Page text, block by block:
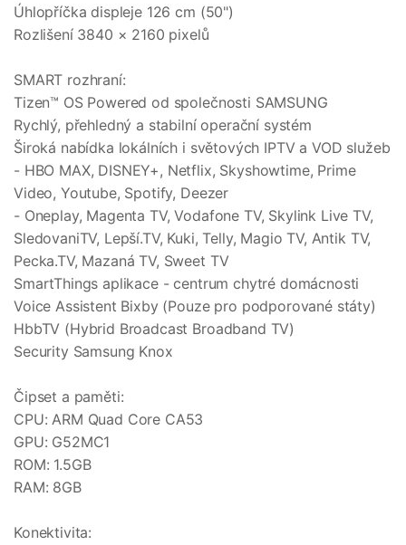
Úhlopříčka displeje 126 cm (50")
Rozlišení 3840 × 2160 pixelů
SMART rozhraní:
Tizen™ OS Powered od společnosti SAMSUNG
Rychlý, přehledný a stabilní operační systém
Široká nabídka lokálních i světových IPTV a VOD služeb
- HBO MAX, DISNEY+, Netflix, Skyshowtime, Prime
Video, Youtube, Spotify, Deezer
- Oneplay, Magenta TV, Vodafone TV, Skylink Live TV,
SledovaniTV, Lepší.TV, Kuki, Telly, Magio TV, Antik TV,
Pecka.TV, Mazaná TV, Sweet TV
SmartThings aplikace - centrum chytré domácnosti
Voice Assistent Bixby (Pouze pro podporované státy)
HbbTV (Hybrid Broadcast Broadband TV)
Security Samsung Knox
Čipset a paměti:
CPU: ARM Quad Core CA53
GPU: G52MC1
ROM: 1.5GB
RAM: 8GB
Konektivita: